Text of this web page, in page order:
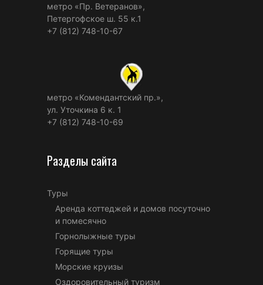
метро «Пр. Ветеранов»,
Петергофское ш. 55 к.1
+7 (812) 748-10-67
метро «Комендантский пр.»,
ул. Уточкина 6 к. 1
+7 (812) 748-10-69
Разделы сайта
Туры
Аренда коттеджей и домов посуточно
и помесячно
Горнолыжные туры
Горящие туры
Морские круизы
Оздоровительный туризм